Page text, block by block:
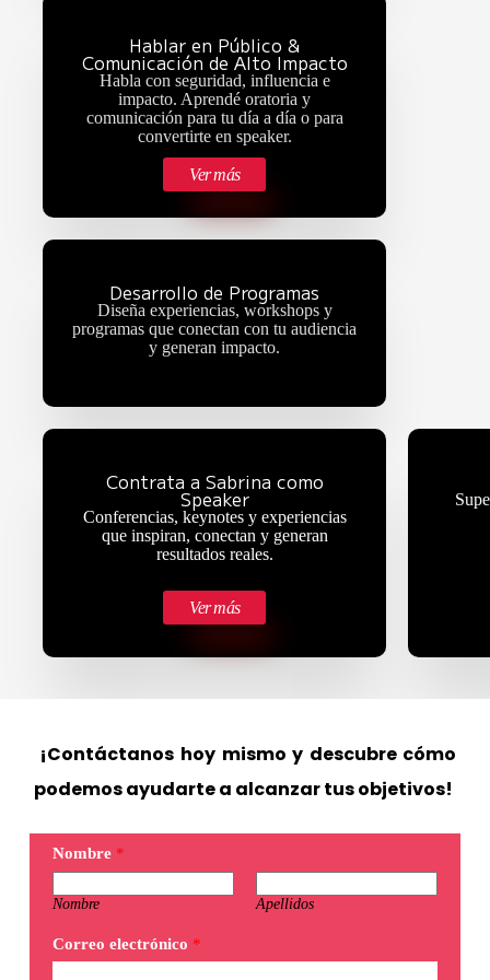
Hablar en Público &
Comunicación de Alto Impacto
Habla con seguridad, influencia e
impacto. Aprendé oratoria y
comunicación para tu día a día o para
convertirte en speaker.
Ver más
Desarrollo de Programas
Diseña experiencias, workshops y
programas que conectan con tu audiencia
y generan impacto.
Contrata a Sabrina como
Speaker
Conferencias, keynotes y experiencias
que inspiran, conectan y generan
resultados reales.
Ver más
¡Contáctanos hoy mismo y descubre cómo
podemos ayudarte a alcanzar tus objetivos!
Nombre *
Nombre Apellidos
Correo electrónico *